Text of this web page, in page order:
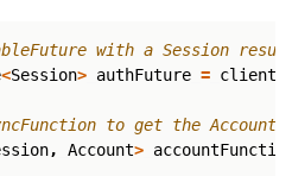
with a Session
<Session> authFuture = client
to get the
, Account>